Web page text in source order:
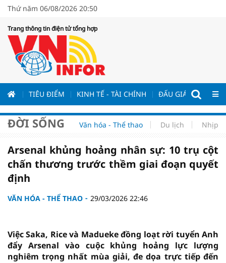
Thứ năm 06/08/2026 20:50
Trang thông tin điện tử tổng hợp
TIÊU ĐIỂM KINH TẾ - TÀI CHÍNH ĐẤU GIÁ - ĐẤU
ĐỜI SỐNG Văn hóa - Thể thao Du lịch Nhịp
Arsenal khủng hoảng nhân sự: 10 trụ cột
chấn thương trước thềm giai đoạn quyết
định
VĂN HÓA - THỂ THAO 29/03/2026 22:46
Việc Saka, Rice và Madueke đồng loạt rời tuyển Anh
đẩy Arsenal vào cuộc khủng hoảng lực lượng
nghiêm trọng nhất mùa giải, đe dọa trực tiếp đến